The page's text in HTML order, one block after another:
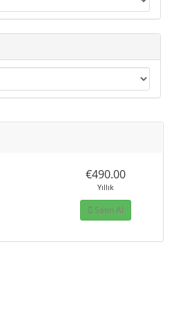
ğ
i
ş
i
r
€490.00
Yıllık
Satın Al